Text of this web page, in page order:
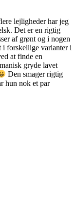
lejligheder har jeg
Det er en rigtig
af grønt og i nogen
i forskellige varianter i
at finde en
gryde lavet
Den smager rigtig
hun nok et par